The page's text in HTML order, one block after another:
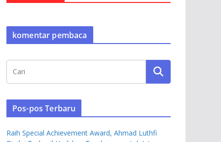
komentar pembaca
Pos-pos Terbaru
Raih Special Achievement Award, Ahmad Luthfi